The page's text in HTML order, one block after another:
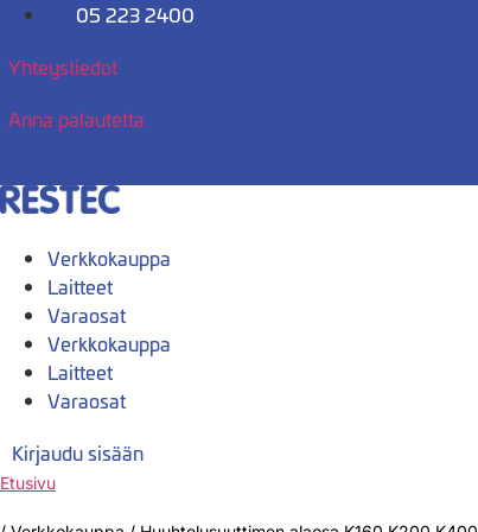
Mene
05 223 2400
Yhteystiedot
Anna palautetta
Verkkokauppa
Laitteet
Varaosat
Verkkokauppa
Laitteet
Varaosat
Kirjaudu sisään
Etusivu